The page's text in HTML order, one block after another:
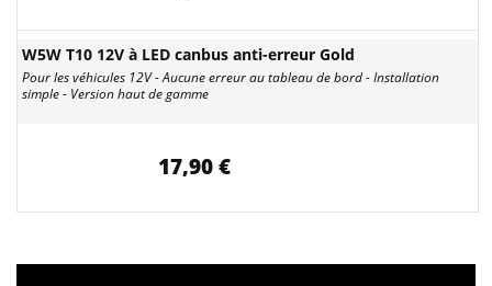
W5W T10 12V à LED canbus anti-erreur Gold
Pour les véhicules 12V - Aucune erreur au tableau de bord - Installation
simple - Version haut de gamme
17,90 €